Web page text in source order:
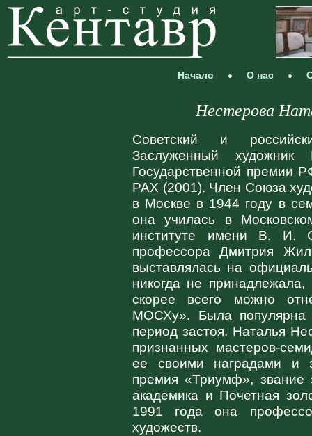
Начало О нас
Нестерова
Советский и
Заслуженный
Государственной премии
РАХ (2001). Член Союза
в Москве в 1944 году в
она училась в
институте имени В. И.
профессора Дмитрия
выставлялась на
никогда не
скорее всего можно
МОСХу». Была популярна
период застоя. Наталья
признанных мастеров-
ее своими наградами и
премия «Триумф», звание
академика и Почетная
1991 года она
художеств.